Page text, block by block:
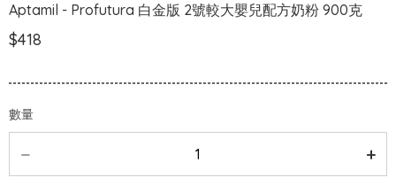
Aptamil - Profutura 白金版 2號較大嬰兒配方奶粉 900克
$418
數量